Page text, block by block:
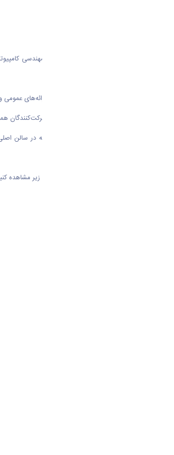
این همایش که به‌همت انجمن علمی مهندسی
این گردهمایی شامل دو بخش اصلی ارائه‌های عمومی و
کارگاه‌های تخصصی با‌توجه‌ به جامعه شرکت‌کنندگان
همچنین، در بخش ارائه‌های عمومی که در سالن
خلاصه ای از این گردهمایی را در ویدیو زیر مشاهده